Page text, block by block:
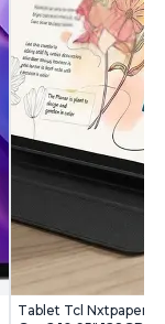
Tablet Tcl Nxtpaper 11